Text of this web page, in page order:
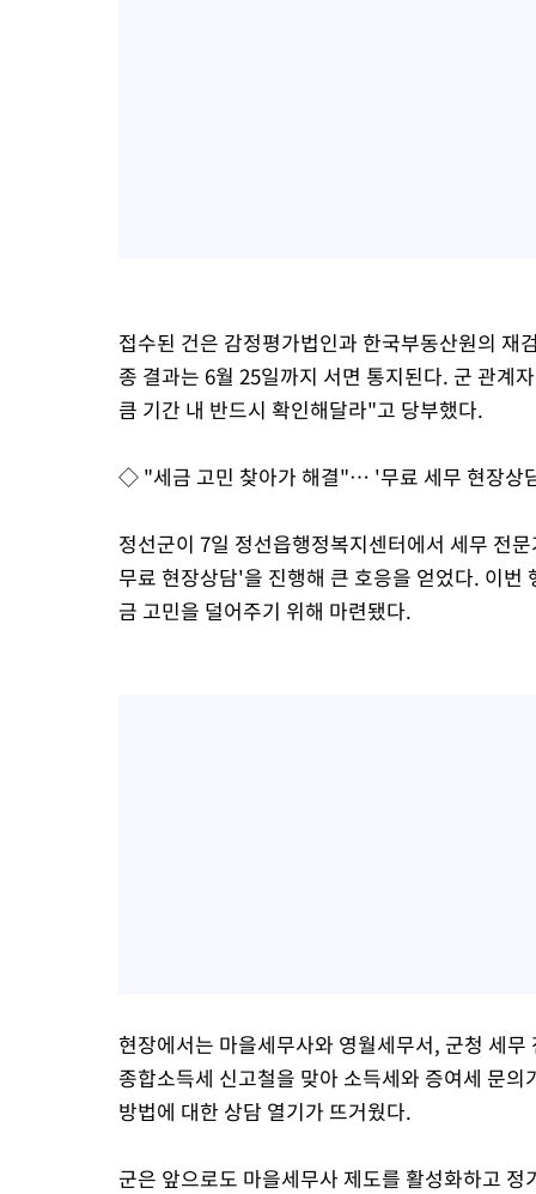
접수된 건은 감정평가법인과 한국부동산원의
종 결과는 6월 25일까지 서면 통지된다. 군 관계
큼 기간 내 반드시 확인해달라"고 당부했다.
◇ "세금 고민 찾아가 해결"… '무료 세무 현장상
정선군이 7일 정선읍행정복지센터에서 세무 전
무료 현장상담'을 진행해 큰 호응을 얻었다. 이
금 고민을 덜어주기 위해 마련됐다.
현장에서는 마을세무사와 영월세무서, 군청 세
종합소득세 신고철을 맞아 소득세와 증여세 문
방법에 대한 상담 열기가 뜨거웠다.
군은 앞으로도 마을세무사 제도를 활성화하고